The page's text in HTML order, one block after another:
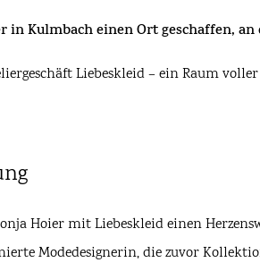
Kulmbach einen Ort geschaffen,
Liebeskleid– ein Raum
Hoier mit Liebeskleid einen
Modedesignerin, die zuvor